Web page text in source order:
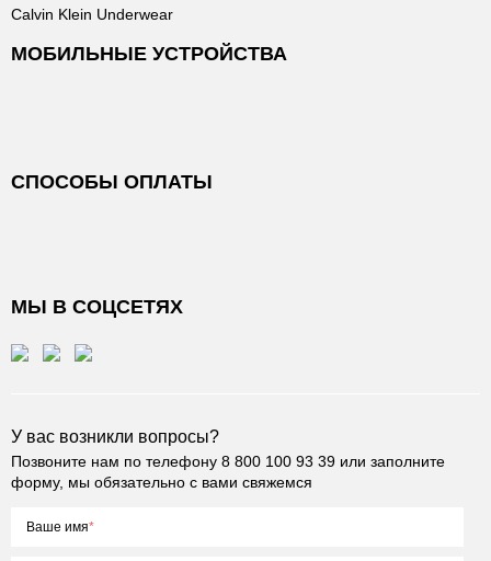
Calvin Klein Underwear
МОБИЛЬНЫЕ УСТРОЙСТВА
СПОСОБЫ ОПЛАТЫ
МЫ В СОЦСЕТЯХ
У вас возникли вопросы?
Позвоните нам по телефону 8 800 100 93 39 или заполните
форму, мы обязательно с вами свяжемся
Ваше имя